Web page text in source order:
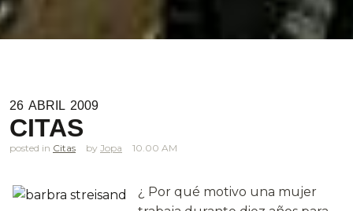
26 ABRIL 2009
CITAS
posted in Citas Jopa 10.00 AM
¿ Por qué motivo una mujer